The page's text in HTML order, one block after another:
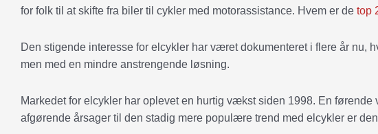
for folk til at skifte fra biler til cykler med motorassistance. Hvem er de top
Den stigende interesse for elcykler har været dokumenteret i flere år nu,
men med en mindre anstrengende løsning.
Markedet for elcykler har oplevet en hurtig vækst siden 1998. En
afgørende årsager til den stadig mere populære trend med elcykler er